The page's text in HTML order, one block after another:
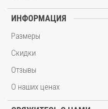
ИНФОРМАЦИЯ
Размеры
Скидки
Отзывы
О наших ценах